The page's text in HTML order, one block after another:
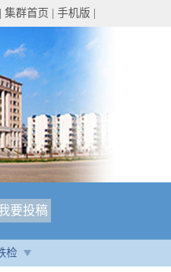
集群首页 手机版
要投稿
检